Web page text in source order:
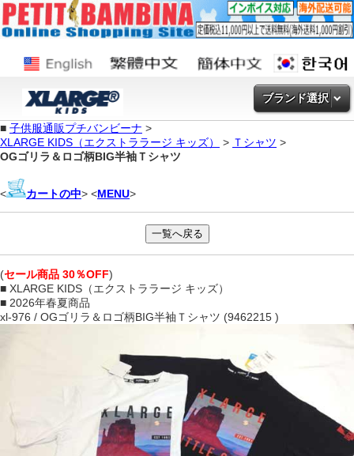
ブランド選択
■ 子供服通販プチバンビーナ >
XLARGE KIDS（エクストララージ キッズ）
> Ｔシャツ >
OGゴリラ＆ロゴ柄BIG半袖Ｔシャツ
< カートの中> <MENU>
(セール商品 30％OFF)
■ XLARGE KIDS（エクストララージ キッズ）
■ 2026年春夏商品
xl-976 / OGゴリラ＆ロゴ柄BIG半袖Ｔシャツ (9462215 )